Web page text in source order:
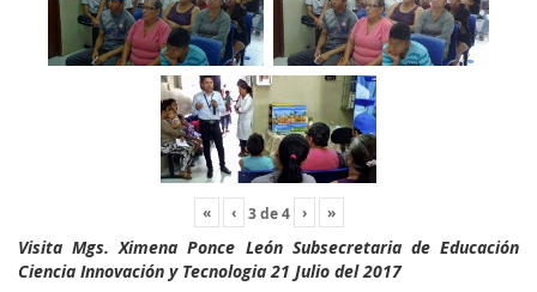
« ‹ 3de4 › »
Visita Mgs. Ximena Ponce León Subsecretaria de Educación
Ciencia Innovación y Tecnologia 21 Julio del 2017